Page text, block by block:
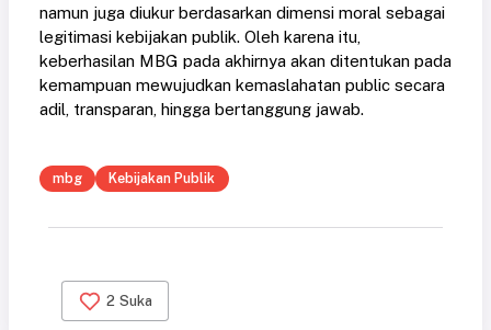
namun juga diukur berdasarkan dimensi moral sebagai
legitimasi kebijakan publik. Oleh karena itu,
keberhasilan MBG pada akhirnya akan ditentukan pada
kemampuan mewujudkan kemaslahatan public secara
adil, transparan, hingga bertanggung jawab.
mbg Kebijakan Publik
2 Suka